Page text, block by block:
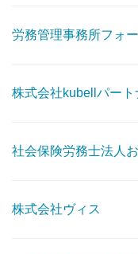
労務管理事務所フォ
株式会社kubellパート
社会保険労務士法人
株式会社ヴィス